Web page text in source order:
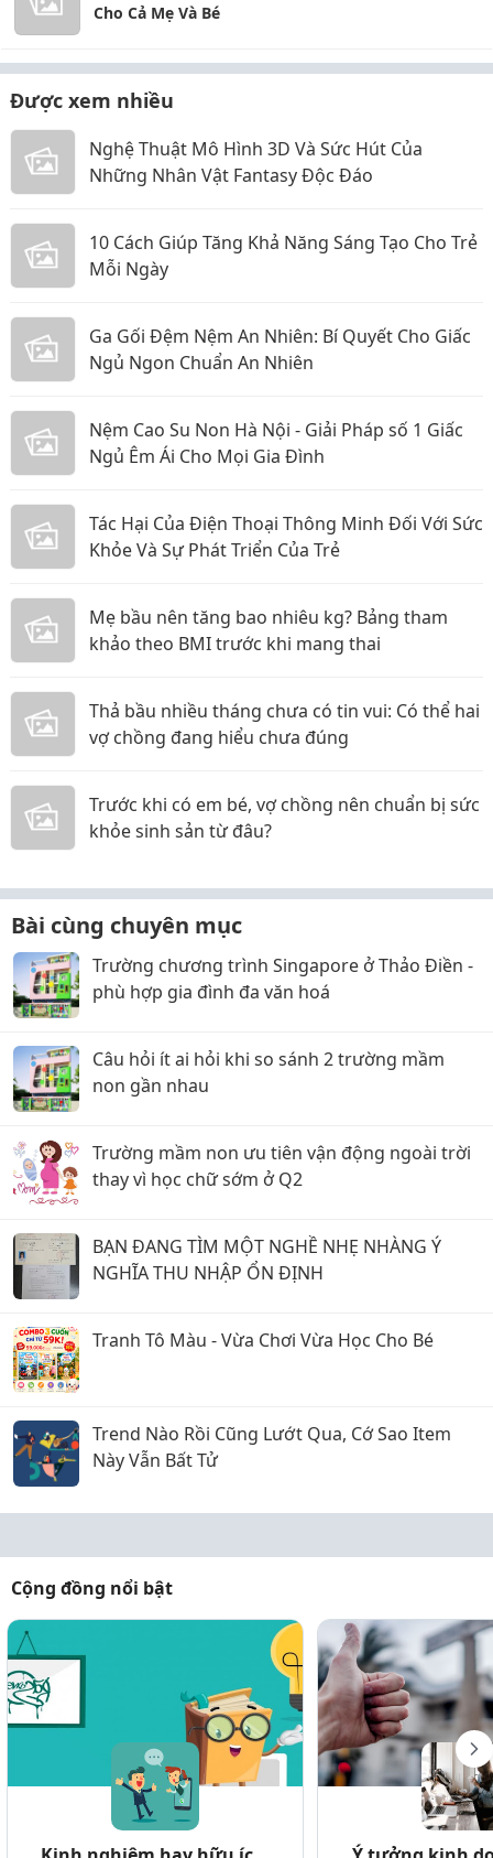
Cho Cả Mẹ Và Bé
Được xem nhiều
Nghệ Thuật Mô Hình 3D Và Sức Hút Của
Những Nhân Vật Fantasy Độc Đáo
10 Cách Giúp Tăng Khả Năng Sáng Tạo Cho Trẻ
Mỗi Ngày
Ga Gối Đệm Nệm An Nhiên: Bí Quyết Cho Giấc
Ngủ Ngon Chuẩn An Nhiên
Nệm Cao Su Non Hà Nội - Giải Pháp số 1 Giấc
Ngủ Êm Ái Cho Mọi Gia Đình
Tác Hại Của Điện Thoại Thông Minh Đối Với Sức
Khỏe Và Sự Phát Triển Của Trẻ
Mẹ bầu nên tăng bao nhiêu kg? Bảng tham
khảo theo BMI trước khi mang thai
Thả bầu nhiều tháng chưa có tin vui: Có thể hai
vợ chồng đang hiểu chưa đúng
Trước khi có em bé, vợ chồng nên chuẩn bị sức
khỏe sinh sản từ đâu?
Bài cùng chuyên mục
Trường chương trình Singapore ở Thảo Điền -
phù hợp gia đình đa văn hoá
Câu hỏi ít ai hỏi khi so sánh 2 trường mầm
non gần nhau
Trường mầm non ưu tiên vận động ngoài trời
thay vì học chữ sớm ở Q2
BẠN ĐANG TÌM MỘT NGHỀ NHẸ NHÀNG Ý
NGHĨA THU NHẬP ỔN ĐỊNH
Tranh Tô Màu - Vừa Chơi Vừa Học Cho Bé
Trend Nào Rồi Cũng Lướt Qua, Cớ Sao Item
Này Vẫn Bất Tử
Cộng đồng nổi bật